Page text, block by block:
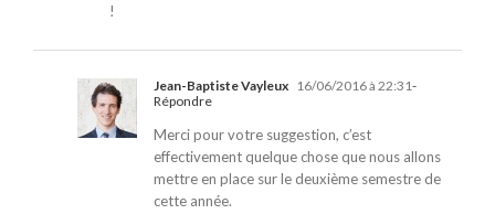
!
Jean-Baptiste Vayleux 16/06/2016 à 22:31-
Répondre
Merci pour votre suggestion, c’est
effectivement quelque chose que nous allons
mettre en place sur le deuxième semestre de
cette année.